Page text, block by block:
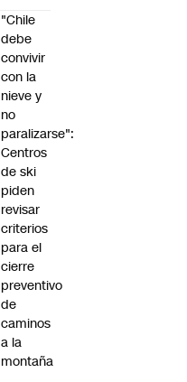
"Chile
debe
convivir
con la
nieve y
no
paralizarse":
Centros
de ski
piden
revisar
criterios
para el
cierre
preventivo
de
caminos
a la
montaña